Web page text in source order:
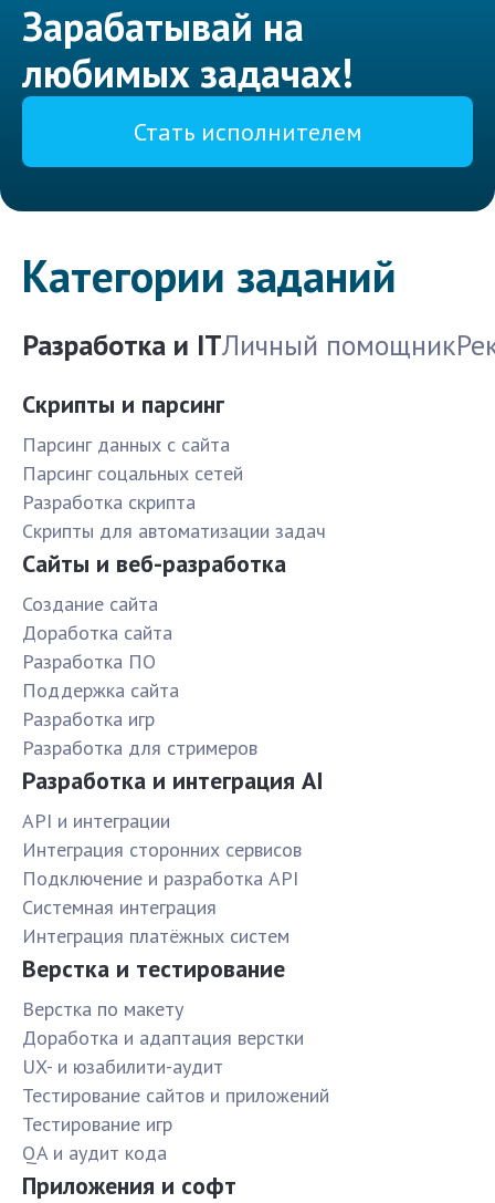
Зарабатывай на
любимых задачах!
Стать исполнителем
Категории заданий
Разработка и ITЛичный помощник
Скрипты и парсинг
Парсинг данных с сайта
Парсинг соцальных сетей
Разработка скрипта
Скрипты для автоматизации задач
Сайты и веб-разработка
Создание сайта
Доработка сайта
Разработка ПО
Поддержка сайта
Разработка игр
Разработка для стримеров
Разработка и интеграция AI
API и интеграции
Интеграция сторонних сервисов
Подключение и разработка API
Системная интеграция
Интеграция платёжных систем
Верстка и тестирование
Верстка по макету
Доработка и адаптация верстки
UX- и юзабилити-аудит
Тестирование сайтов и приложений
Тестирование игр
QA и аудит кода
Приложения и софт